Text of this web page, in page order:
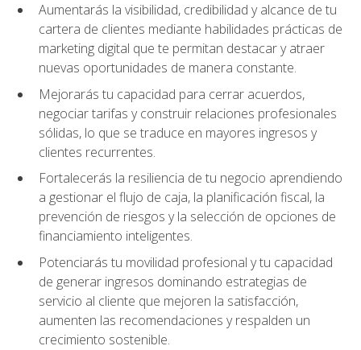
Aumentarás la visibilidad, credibilidad y alcance de tu
cartera de clientes mediante habilidades prácticas de
marketing digital que te permitan destacar y atraer
nuevas oportunidades de manera constante.
Mejorarás tu capacidad para cerrar acuerdos,
negociar tarifas y construir relaciones profesionales
sólidas, lo que se traduce en mayores ingresos y
clientes recurrentes.
Fortalecerás la resiliencia de tu negocio aprendiendo
a gestionar el flujo de caja, la planificación fiscal, la
prevención de riesgos y la selección de opciones de
financiamiento inteligentes.
Potenciarás tu movilidad profesional y tu capacidad
de generar ingresos dominando estrategias de
servicio al cliente que mejoren la satisfacción,
aumenten las recomendaciones y respalden un
crecimiento sostenible.